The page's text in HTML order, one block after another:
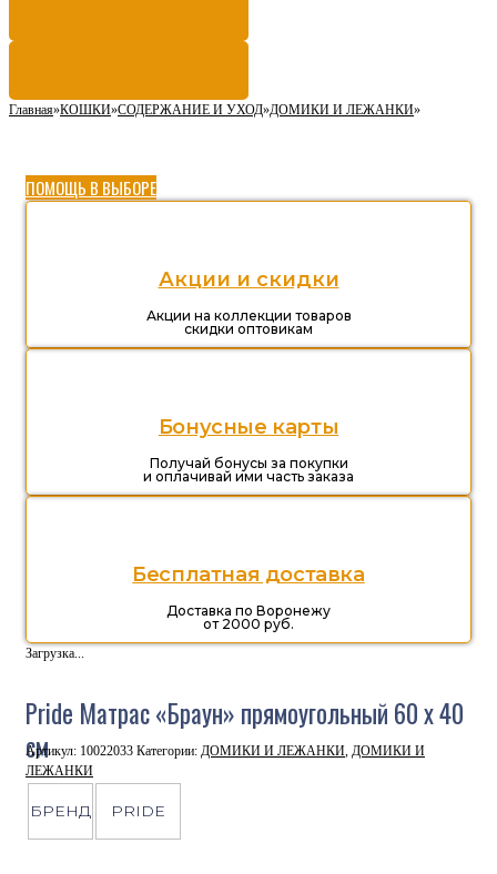
Главная»КОШКИ»СОДЕРЖАНИЕ И УХОД»ДОМИКИ И ЛЕЖАНКИ»
ПОМОЩЬ В ВЫБОРЕ
Акции и скидки
Акции на коллекции товаров
скидки оптовикам
Бонусные карты
Получай бонусы за покупки
и оплачивай ими часть заказа
Бесплатная доставка
Доставка по Воронежу
от 2000 руб.
Загрузка...
Pride Матрас «Браун» прямоугольный 60 х 40
см
Артикул: 10022033 Категории: ДОМИКИ И ЛЕЖАНКИ, ДОМИКИ И
ЛЕЖАНКИ
БРЕНД PRIDE